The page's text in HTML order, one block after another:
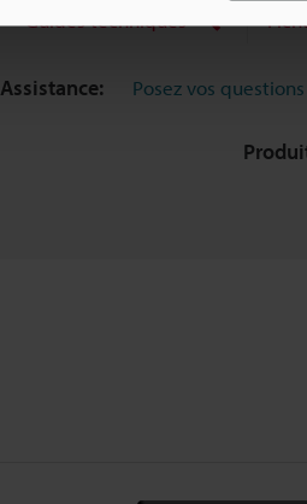
Guides techniques
Assistance: Posez vos questions